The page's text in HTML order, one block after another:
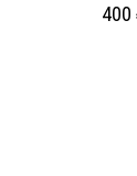
400